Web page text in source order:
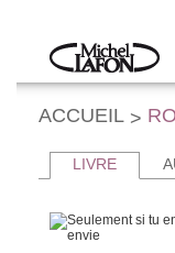
Accueil
ACCUEIL >
LIVRE